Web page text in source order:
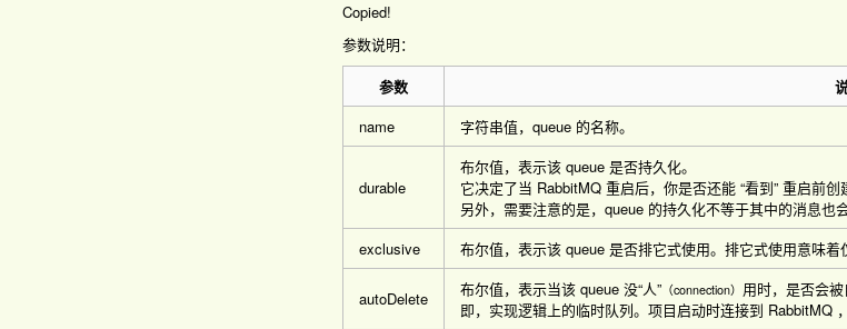
Copied!
参数说明：
参数
name
字符串值，queue 的名称。
durable
布尔值，表示该 queue 是否持久化。
它决定了当 RabbitMQ 重启后，你是否还能 “看到” 重启前创
另外，需要注意的是，queue 的持久化不等于其中的消息也
exclusive
布尔值，表示该 queue 是否排它式使用。排它式使用意味
autoDelete 布尔值，表示当该 queue 没“人”（connection） 用时，是否会被
即，实现逻辑上的临时队列。项目启动时连接到 RabbitMQ